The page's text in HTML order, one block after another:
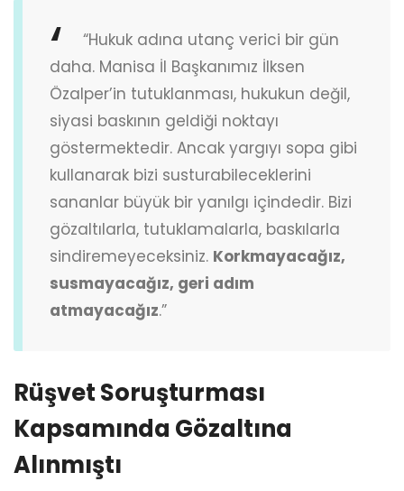
“Hukuk adına utanç verici bir gün
daha. Manisa İl Başkanımız İlksen
Özalper’in tutuklanması, hukukun değil,
siyasi baskının geldiği noktayı
göstermektedir. Ancak yargıyı sopa gibi
kullanarak bizi susturabileceklerini
sananlar büyük bir yanılgı içindedir. Bizi
gözaltılarla, tutuklamalarla, baskılarla
sindiremeyeceksiniz. Korkmayacağız,
susmayacağız, geri adım
atmayacağız.”
Rüşvet Soruşturması
Kapsamında Gözaltına
Alınmıştı